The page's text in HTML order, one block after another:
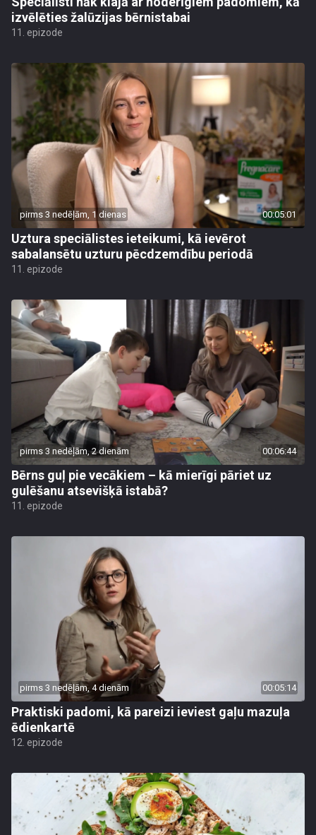
izvēlēties žalūzijas bērnistabai
11. epizode
pirms 3 nedēļām, 1 dienas 00:05:01
Uztura speciālistes ieteikumi, kā ievērot
sabalansētu uzturu pēcdzemdību periodā
11. epizode
pirms 3 nedēļām, 2 dienām 00:06:44
Bērns guļ pie vecākiem – kā mierīgi pāriet uz
gulēšanu atsevišķā istabā?
11. epizode
pirms 3 nedēļām, 4 dienām 00:05:14
Praktiski padomi, kā pareizi ieviest gaļu mazuļa
ēdienkartē
12. epizode